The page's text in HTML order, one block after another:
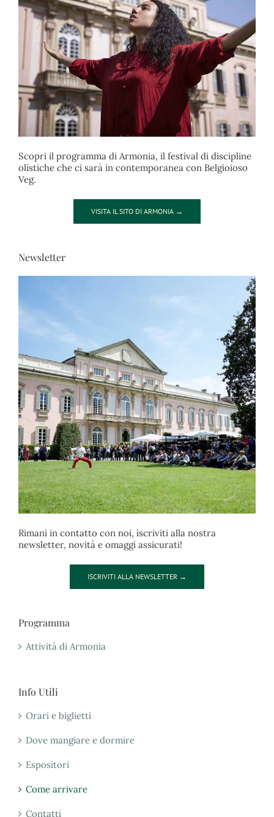
Scopri il programma di Armonia, il festival di discipline
olistiche che ci sarà in contemporanea con Belgioioso
Veg.
VISITA IL SITO DI ARMONIA →
Newsletter
Rimani in contatto con noi, iscriviti alla nostra
newsletter, novità e omaggi assicurati!
ISCRIVITI ALLA NEWSLETTER →
Programma
Attività di Armonia
Info Utili
Orari e biglietti
Dove mangiare e dormire
Espositori
Come arrivare
Contatti